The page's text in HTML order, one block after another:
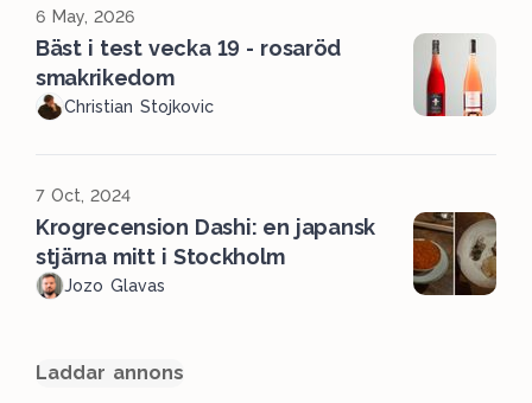
6 May, 2026
Bäst i test vecka 19 - rosaröd
smakrikedom
Christian Stojkovic
7 Oct, 2024
Krogrecension Dashi: en japansk
stjärna mitt i Stockholm
Jozo Glavas
Laddar annons